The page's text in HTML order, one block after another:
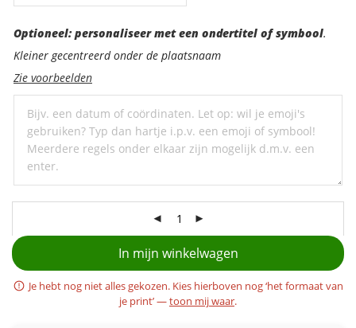
Optioneel:
personaliseer
met
een
ondertitel
Optioneel: personaliseer met een ondertitel of symbool.
Kleiner gecentreerd onder de plaatsnaam
Zie voorbeelden
In mijn winkelwagen
Je hebt nog niet alles gekozen. Kies hierboven nog ‘het formaat van
je print’ —toon mij waar.